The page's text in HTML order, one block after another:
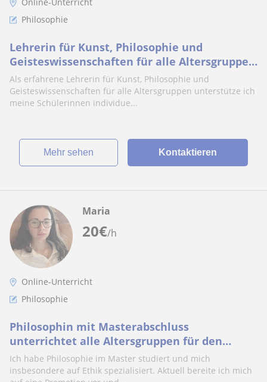
Philosophie
Lehrerin für Kunst, Philosophie und
Geisteswissenschaften für alle Altersgruppen
und Online-Life-Coach für Studierende
Als erfahrene Lehrerin für Kunst, Philosophie und
Geisteswissenschaften für alle Altersgruppen unterstütze ich
meine Schülerinnen individue...
Mehr sehen Kontaktieren
20€/h
Maria
Online-Unterricht
Philosophie
Philosophin mit Masterabschluss
unterrichtet alle Altersgruppen für den
Philosophie- und Ethikunterricht + in
Kunstgeschichte
Ich habe Philosophie im Master studiert und mich
insbesondere auf Ethik spezialisiert. Aktuell bereite ich mich